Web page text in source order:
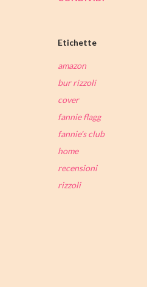
Etichette
amazon
bur rizzoli
cover
fannie flagg
fannie's club
home
recensioni
rizzoli